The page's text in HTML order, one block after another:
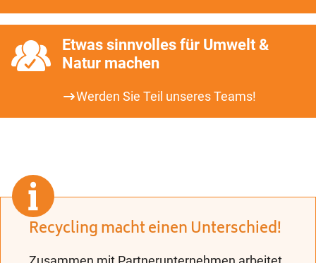
Etwas sinnvolles für Umwelt &
Natur machen
Werden Sie Teil unseres Teams!
Recycling macht einen Unterschied!